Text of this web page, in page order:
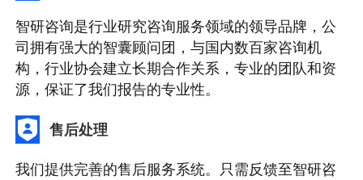
智研咨询是行业研究咨询服务领域的领导品牌，公
司拥有强大的智囊顾问团，与国内数百家咨询机
构，行业协会建立长期合作关系，专业的团队和资
源，保证了我们报告的专业性。
售后处理
我们提供完善的售后服务系统。只需反馈至智研咨